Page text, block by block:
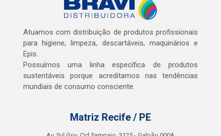
Atuamos com distribuição de produtos profissionais
para higiene, limpeza, descartáveis, maquinários e
Epis.
Possuímos uma linha específica de produtos
sustentáveis porque acreditamos nas tendências
mundiais de consumo consciente.
Matriz Recife / PE